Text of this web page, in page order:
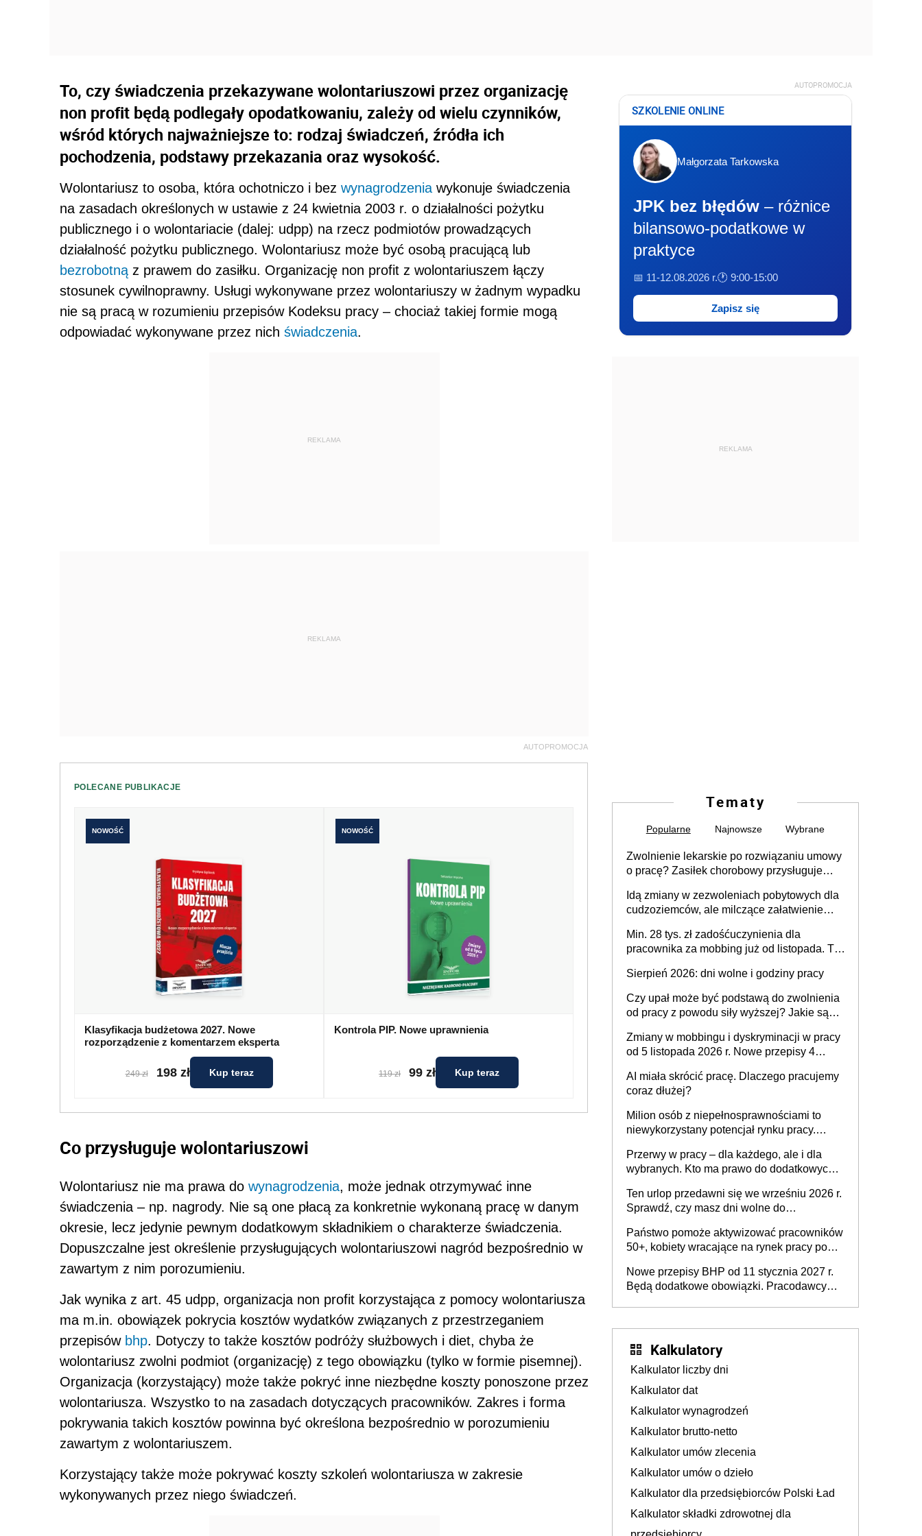
To, czy świadczenia przekazywane wolontariuszowi przez organizację
non profit będą podlegały opodatkowaniu, zależy od wielu czynników,
wśród których najważniejsze to: rodzaj świadczeń, źródła ich
pochodzenia, podstawy przekazania oraz wysokość.
Wolontariusz to osoba, która ochotniczo i bez wynagrodzenia wykonuje świadczenia
na zasadach określonych w ustawie z 24 kwietnia 2003 r. o działalności pożytku
publicznego i o wolontariacie (dalej: udpp) na rzecz podmiotów prowadzących
działalność pożytku publicznego. Wolontariusz może być osobą pracującą lub
bezrobotną z prawem do zasiłku. Organizację non profit z wolontariuszem łączy
stosunek cywilnoprawny. Usługi wykonywane przez wolontariuszy w żadnym wypadku
nie są pracą w rozumieniu przepisów Kodeksu pracy – chociaż takiej formie mogą
odpowiadać wykonywane przez nich świadczenia.
REKLAMA
REKLAMA
AUTOPROMOCJA
POLECANE PUBLIKACJE
NOWOŚĆ
Klasyfikacja budżetowa 2027. Nowe
rozporządzenie z komentarzem eksperta
249 zł 198 zł Kup teraz
NOWOŚĆ
Kontrola PIP. Nowe uprawnienia
119 zł 99 zł Kup teraz
Co przysługuje wolontariuszowi
Wolontariusz nie ma prawa do wynagrodzenia, może jednak otrzymywać inne
świadczenia – np. nagrody. Nie są one płacą za konkretnie wykonaną pracę w danym
okresie, lecz jedynie pewnym dodatkowym składnikiem o charakterze świadczenia.
Dopuszczalne jest określenie przysługujących wolontariuszowi nagród bezpośrednio w
zawartym z nim porozumieniu.
Jak wynika z art. 45 udpp, organizacja non profit korzystająca z pomocy wolontariusza
ma m.in. obowiązek pokrycia kosztów wydatków związanych z przestrzeganiem
przepisów bhp. Dotyczy to także kosztów podróży służbowych i diet, chyba że
wolontariusz zwolni podmiot (organizację) z tego obowiązku (tylko w formie pisemnej).
Organizacja (korzystający) może także pokryć inne niezbędne koszty ponoszone przez
wolontariusza. Wszystko to na zasadach dotyczących pracowników. Zakres i forma
pokrywania takich kosztów powinna być określona bezpośrednio w porozumieniu
zawartym z wolontariuszem.
Korzystający także może pokrywać koszty szkoleń wolontariusza w zakresie
wykonywanych przez niego świadczeń.
AUTOPROMOCJA
SZKOLENIE ONLINE
Małgorzata Tarkowska
JPK bez błędów – różnice
bilansowo-podatkowe w
praktyce
📅 11-12.08.2026 r.🕐 9:00-15:00
Zapisz się
REKLAMA
Tematy
Popularne Najnowsze Wybrane
Zwolnienie lekarskie po rozwiązaniu umowy
o pracę? Zasiłek chorobowy przysługuje
dni od ustania stosunku pracy
Idą zmiany w zezwoleniach pobytowych dla
cudzoziemców, ale milczące załatwienie
Min. 28 tys. zł zadośćuczynienia dla
pracownika za mobbing już od listopada. To
zespołu
Sierpień 2026: dni wolne i godziny pracy
Czy upał może być podstawą do zwolnienia
od pracy z powodu siły wyższej? Jakie są
Zmiany w mobbingu i dyskryminacji w pracy
od 5 listopada 2026 r. Nowe przepisy 4
Ustaw
AI miała skrócić pracę. Dlaczego pracujemy
coraz dłużej?
Milion osób z niepełnosprawnościami to
niewykorzystany potencjał rynku pracy.
dofinansowań czy refundacji, ale bariery po
stronie systemu i świadomości
pracodawców [WYWIAD]
Przerwy w pracy – dla każdego, ale i dla
wybranych. Kto ma prawo do dodatkowych
Ten urlop przedawni się we wrześniu 2026 r.
Sprawdź, czy masz dni wolne do
Państwo pomoże aktywizować pracowników
50+, kobiety wracające na rynek pracy po
osoby neuroatypowe. Powstanie Fundusz
na rzecz Inkluzywności w Zatrudnianiu?
Nowe przepisy BHP od 11 stycznia 2027 r.
Będą dodatkowe obowiązki. Pracodawcy
Kalkulatory
Kalkulator liczby dni
Kalkulator dat
Kalkulator wynagrodzeń
Kalkulator brutto-netto
Kalkulator umów zlecenia
Kalkulator umów o dzieło
Kalkulator dla przedsiębiorców Polski Ład
Kalkulator składki zdrowotnej dla